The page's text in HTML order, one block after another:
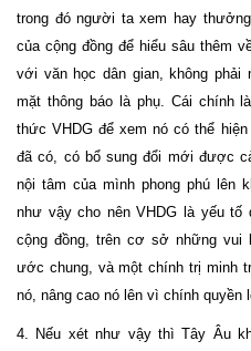
trong đó người ta xem hay
của cộng đồng để hiểu sâu thêm
với văn học dân gian, không phải
mặt thông báo là phụ. Cái chính
thức VHDG để xem nó có thể
đã có, có bổ sung đổi mới được
nội tâm của mình phong phú lên
như vậy cho nên VHDG là yếu tố
cộng đồng, trên cơ sở những vui
ước chung, và một chính trị minh
nó, nâng cao nó lên vì chính quyền
4. Nếu xét như vậy thì Tây Âu